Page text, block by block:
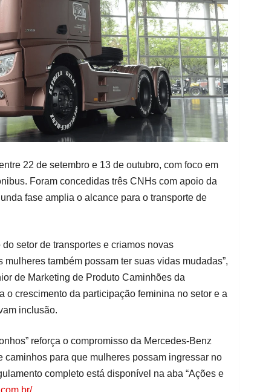
22 de setembro e 13 de outubro, com foco em
Foram concedidas três CNHs com apoio da
fase amplia o alcance para o transporte de
setor de transportes e criamos novas
também possam ter suas vidas mudadas”,
de Marketing de Produto Caminhões da
o crescimento da participação feminina no setor e a
inclusão.
reforça o compromisso da Mercedes-Benz
caminhos para que mulheres possam ingressar no
completo está disponível na aba “Ações e
.